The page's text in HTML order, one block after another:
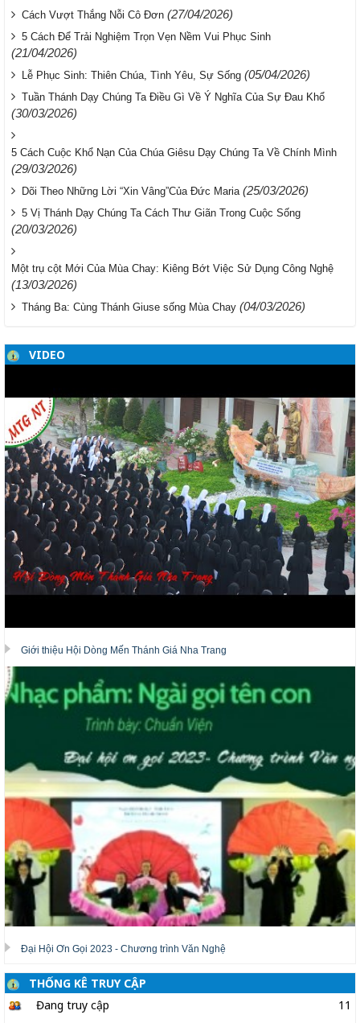
Cách Vượt Thắng Nỗi Cô Đơn (27/04/2026)
5 Cách Để Trải Nghiệm Trọn Vẹn Nềm Vui Phục Sinh
(21/04/2026)
Lễ Phục Sinh: Thiên Chúa, Tình Yêu, Sự Sống (05/04/2026)
Tuần Thánh Dạy Chúng Ta Điều Gì Về Ý Nghĩa Của Sự Đau Khổ
(30/03/2026)
5 Cách Cuộc Khổ Nạn Của Chúa Giêsu Dạy Chúng Ta Về Chính Mình
(29/03/2026)
Dõi Theo Những Lời “Xin Vâng”Của Đức Maria (25/03/2026)
5 Vị Thánh Dạy Chúng Ta Cách Thư Giãn Trong Cuộc Sống
(20/03/2026)
Một trụ cột Mới Của Mùa Chay: Kiêng Bớt Việc Sử Dụng Công Nghệ
(13/03/2026)
Tháng Ba: Cùng Thánh Giuse sống Mùa Chay (04/03/2026)
VIDEO
Giới thiệu Hội Dòng Mến Thánh Giá Nha Trang
Đại Hội Ơn Gọi 2023 - Chương trình Văn Nghệ
THỐNG KÊ TRUY CẬP
Đang truy cập
11